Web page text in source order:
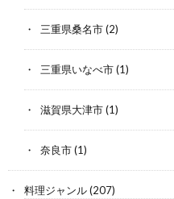
三重県桑名市(2)
三重県いなべ市(1)
滋賀県大津市(1)
奈良市(1)
料理ジャンル(207)